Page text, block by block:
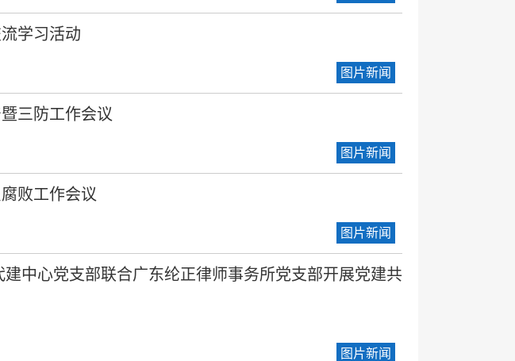
学习活动
图片新闻
三防工作会议
图片新闻
败工作会议
图片新闻
中心党支部联合广东纶正律师事务所党支部开展党建共
图片新闻